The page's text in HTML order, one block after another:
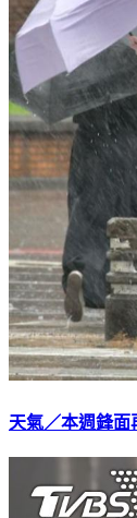
天氣／本週鋒